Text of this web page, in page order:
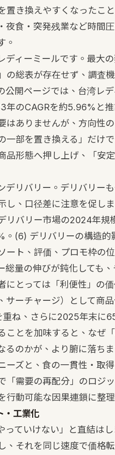
置き換えやすくなったこ
夜食・突発残業など時間
。
ディーミールです。最大
の総表が存在せず、調査
開ページでは、台湾レ
のCAGRを約5.96%と推
はありませんが、方向
一部を置き換える」だけ
品形態へ押し上げ、「安
デリバリー。デリバリー
し、口径差に注意を促し
リバリー市場の2024年規
。 (6) デリバリーの構造的
ート、評価、プロモ枠の
総量の伸びが鈍化しても
にとっては「利便性」の
サーチャージ）として商
重ね、さらに2025年末に
ことを加味すると、なぜ
るのかが、より腑に落
ーズと、食の一貫性・取
「需要の再配分」のロジ
行動可能な因果連鎖に整
・工業化
っていけない」と直結は
、それを同じ速度で価格